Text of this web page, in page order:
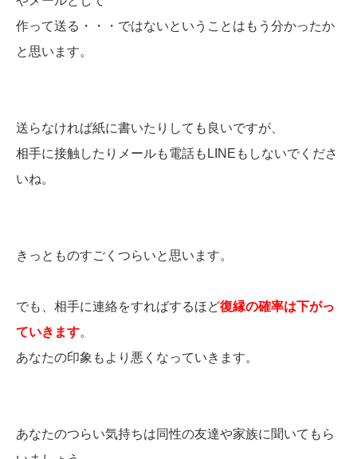
作って送る・・・ではないということはもう分かったか
と思います。
送らなければ紙に書いたりしても良いですが、
相手に接触したりメールも電話もLINEもしないでくださ
いね。
きっとものすごくつらいと思います。
でも、相手に連絡をすればするほど復縁の確率は下がっ
ていきます。
あなたの印象もより悪くなっていきます。
あなたのつらい気持ちは同性の友達や家族に聞いてもら